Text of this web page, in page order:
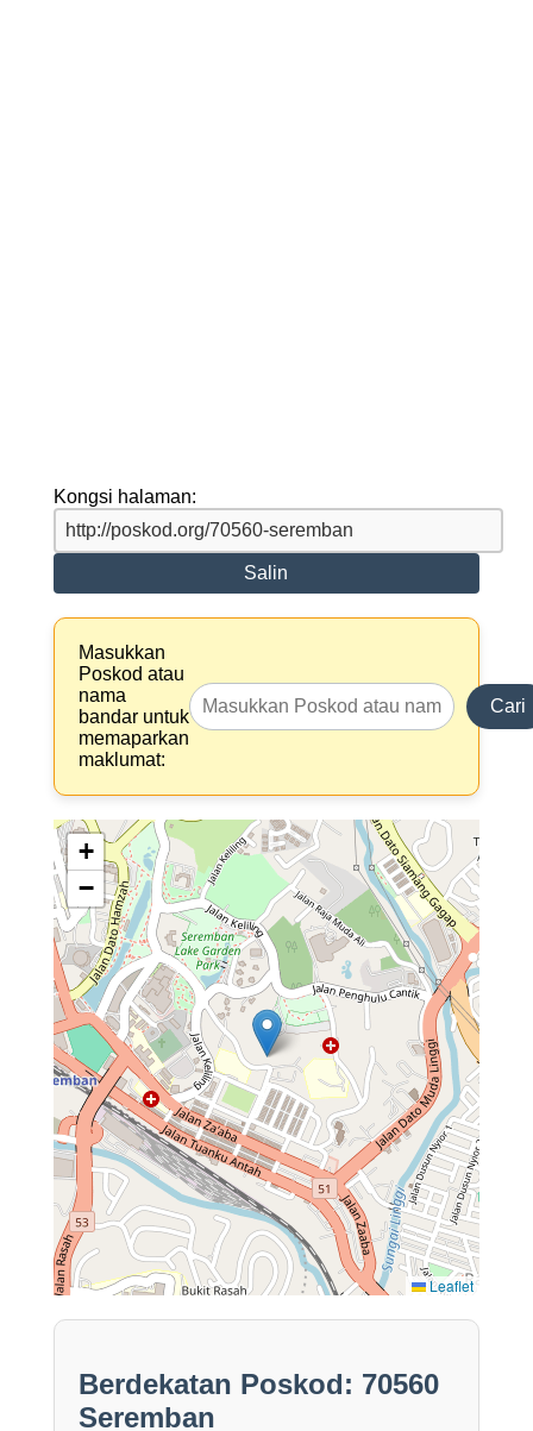
Kongsi halaman:
Salin
Masukkan
Poskod atau
nama
bandar untuk
memaparkan
maklumat:
Cari
+
−
Leaflet
Berdekatan Poskod: 70560
Seremban